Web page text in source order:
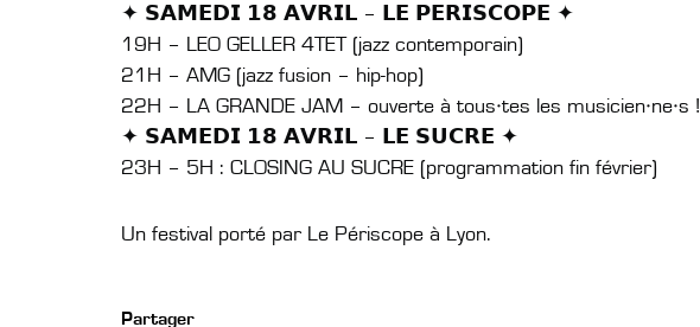
✦ 𝗦𝗔𝗠𝗘𝗗𝗜 𝟭𝟴 𝗔𝗩𝗥𝗜𝗟 – 𝗟𝗘 𝗣𝗘𝗥𝗜𝗦𝗖𝗢𝗣𝗘 ✦
19H – LEO GELLER 4TET (jazz contemporain)
21H – AMG (jazz fusion – hip-hop)
22H – LA GRANDE JAM – ouverte à tous·tes les musicien·ne·s !
✦ 𝗦𝗔𝗠𝗘𝗗𝗜 𝟭𝟴 𝗔𝗩𝗥𝗜𝗟 – 𝗟𝗘 𝗦𝗨𝗖𝗥𝗘 ✦
23H – 5H : CLOSING AU SUCRE (programmation fin février)
Un festival porté par Le Périscope à Lyon.
Partager